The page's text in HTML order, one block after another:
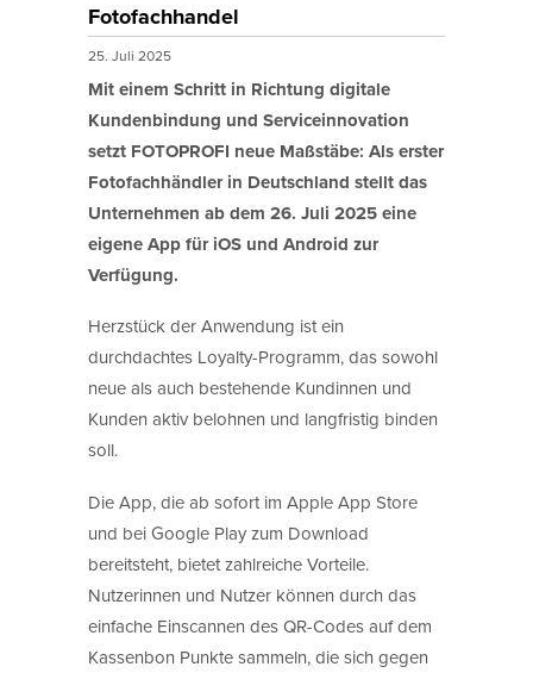
Fotofachhandel
25. Juli 2025
Mit einem Schritt in Richtung digitale
Kundenbindung und Serviceinnovation
setzt FOTOPROFI neue Maßstäbe: Als erster
Fotofachhändler in Deutschland stellt das
Unternehmen ab dem 26. Juli 2025 eine
eigene App für iOS und Android zur
Verfügung.
Herzstück der Anwendung ist ein
durchdachtes Loyalty-Programm, das sowohl
neue als auch bestehende Kundinnen und
Kunden aktiv belohnen und langfristig binden
soll.
Die App, die ab sofort im Apple App Store
und bei Google Play zum Download
bereitsteht, bietet zahlreiche Vorteile.
Nutzerinnen und Nutzer können durch das
einfache Einscannen des QR-Codes auf dem
Kassenbon Punkte sammeln, die sich gegen